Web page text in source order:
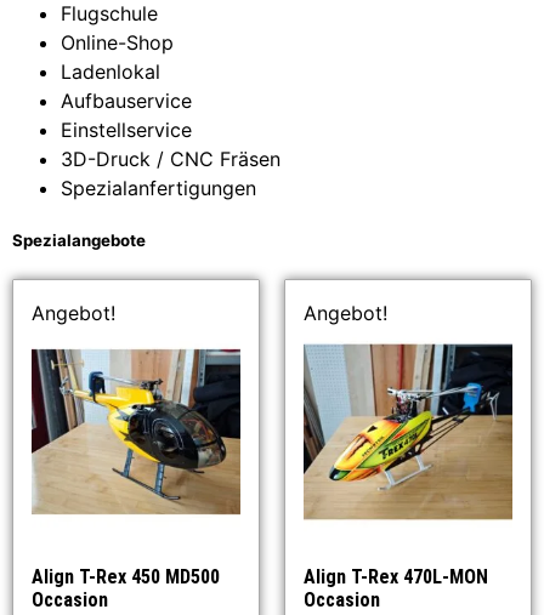
Flugschule
Online-Shop
Ladenlokal
Aufbauservice
Einstellservice
3D-Druck / CNC Fräsen
Spezialanfertigungen
Spezialangebote
Angebot!
Align T-Rex 450 MD500
Occasion
Angebot!
Align T-Rex 470L-MON
Occasion